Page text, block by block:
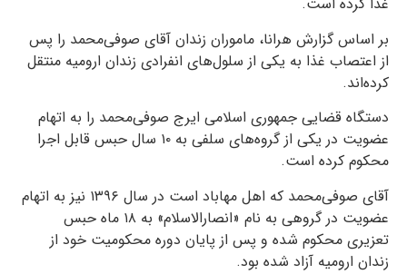
بر اساس گزارش هرانا، ماموران زندان آقای صوفی‌محمد را پس
از اعتصاب غذا به یکی از سلول‌های انفرادی زندان ارومیه منتقل
کرده‌اند.
دستگاه قضایی جمهوری اسلامی ایرج صوفی‌محمد را به اتهام
عضویت در یکی از گروه‌های سلفی به ۱۰ سال حبس قابل اجرا
محکوم کرده است.
آقای صوفی‌محمد که اهل مهاباد است در سال ۱۳۹۶ نیز به اتهام
عضویت در گروهی به نام «انصارالاسلام» به ۱۸ ماه حبس
تعزیری محکوم شده و پس از پایان دوره محکومیت خود از
زندان ارومیه آزاد شده بود.